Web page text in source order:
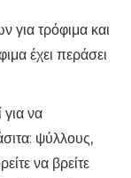
για τρόφιμα και
έχει περάσει
να
ψύλλους,
να βρείτε